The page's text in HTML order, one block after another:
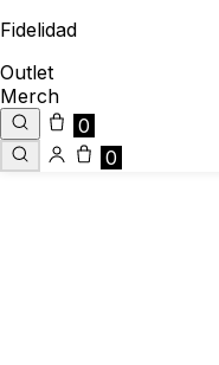
Fidelidad
Outlet
Merch
0
0